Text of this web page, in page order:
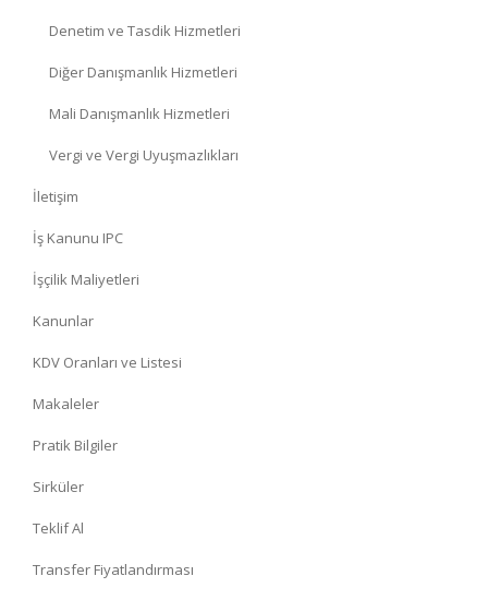
Denetim ve Tasdik Hizmetleri
Diğer Danışmanlık Hizmetleri
Mali Danışmanlık Hizmetleri
Vergi ve Vergi Uyuşmazlıkları
İletişim
İş Kanunu IPC
İşçilik Maliyetleri
Kanunlar
KDV Oranları ve Listesi
Makaleler
Pratik Bilgiler
Sirküler
Teklif Al
Transfer Fiyatlandırması